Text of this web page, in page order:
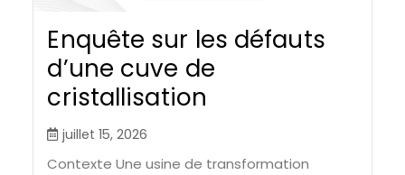
Enquête sur les défauts
d’une cuve de
cristallisation
juillet 15, 2026
Contexte Une usine de transformation